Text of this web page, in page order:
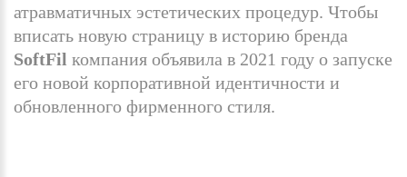
атравматичных эстетических процедур. Чтобы
вписать новую страницу в историю бренда
SoftFil компания объявила в 2021 году о запуске
его новой корпоративной идентичности и
обновленного фирменного стиля.